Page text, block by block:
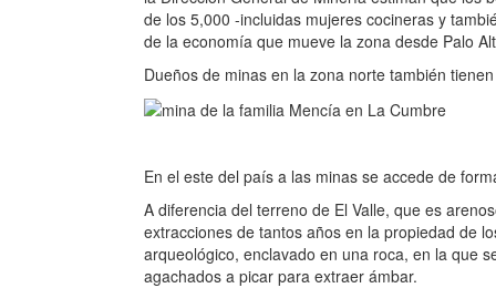
de los 5,000 -incluidas mujeres cocineras y
de la economía que mueve la zona desde Palo
Dueños de minas en la zona norte también
En el este del país a las minas se accede de
A diferencia del terreno de El Valle, que es
extracciones de tantos años en la propiedad de
arqueológico, enclavado en una roca, en la que
agachados a picar para extraer ámbar.